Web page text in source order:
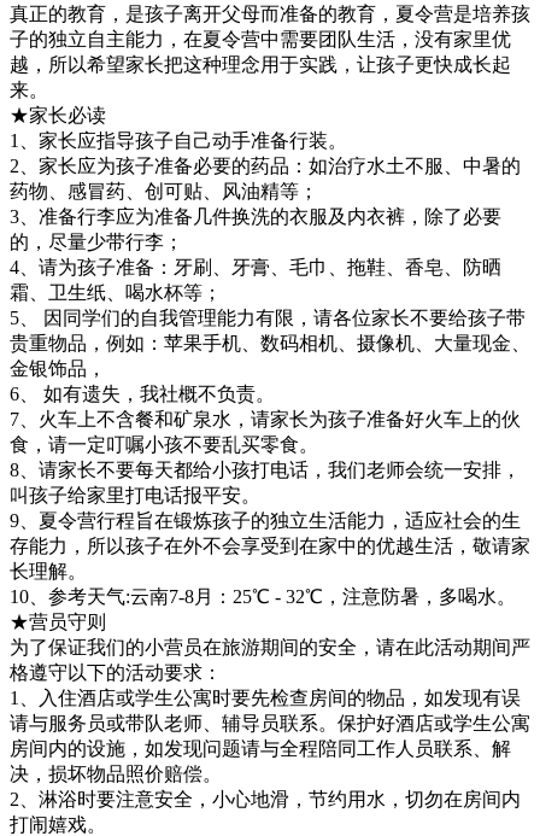
真正的教育，是孩子离开父母而准备的教育，夏令营是培养孩
子的独立自主能力，在夏令营中需要团队生活，没有家里优
越，所以希望家长把这种理念用于实践，让孩子更快成长起
来。
★家长必读
1、家长应指导孩子自己动手准备行装。
2、家长应为孩子准备必要的药品：如治疗水土不服、中暑的
药物、感冒药、创可贴、风油精等；
3、准备行李应为准备几件换洗的衣服及内衣裤，除了必要
的，尽量少带行李；
4、请为孩子准备：牙刷、牙膏、毛巾、拖鞋、香皂、防晒
霜、卫生纸、喝水杯等；
5、 因同学们的自我管理能力有限，请各位家长不要给孩子带
贵重物品，例如：苹果手机、数码相机、摄像机、大量现金、
金银饰品，
6、 如有遗失，我社概不负责。
7、火车上不含餐和矿泉水，请家长为孩子准备好火车上的伙
食，请一定叮嘱小孩不要乱买零食。
8、请家长不要每天都给小孩打电话，我们老师会统一安排，
叫孩子给家里打电话报平安。
9、夏令营行程旨在锻炼孩子的独立生活能力，适应社会的生
存能力，所以孩子在外不会享受到在家中的优越生活，敬请家
长理解。
10、参考天气:云南7-8月：25℃ - 32℃，注意防暑，多喝水。
★营员守则
为了保证我们的小营员在旅游期间的安全，请在此活动期间严
格遵守以下的活动要求：
1、入住酒店或学生公寓时要先检查房间的物品，如发现有误
请与服务员或带队老师、辅导员联系。保护好酒店或学生公寓
房间内的设施，如发现问题请与全程陪同工作人员联系、解
决，损坏物品照价赔偿。
2、淋浴时要注意安全，小心地滑，节约用水，切勿在房间内
打闹嬉戏。